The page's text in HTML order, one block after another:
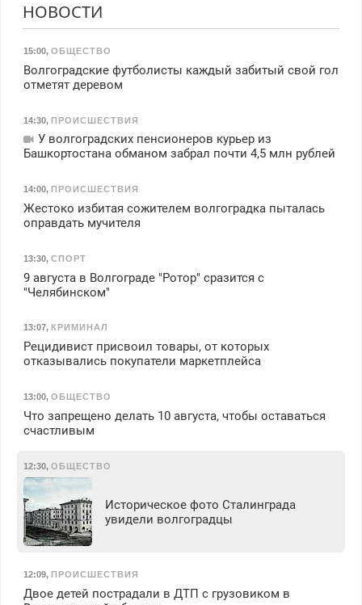
НОВОСТИ
15:00, ОБЩЕСТВО
Волгоградские футболисты каждый забитый свой гол
отметят деревом
14:30, ПРОИСШЕСТВИЯ
У волгоградских пенсионеров курьер из
Башкортостана обманом забрал почти 4,5 млн рублей
14:00, ПРОИСШЕСТВИЯ
Жестоко избитая сожителем волгоградка пыталась
оправдать мучителя
13:30, СПОРТ
9 августа в Волгограде "Ротор" сразится с
"Челябинском"
13:07, КРИМИНАЛ
Рецидивист присвоил товары, от которых
отказывались покупатели маркетплейса
13:00, ОБЩЕСТВО
Что запрещено делать 10 августа, чтобы оставаться
счастливым
12:30, ОБЩЕСТВО
Историческое фото Сталинграда
увидели волгоградцы
12:09, ПРОИСШЕСТВИЯ
Двое детей пострадали в ДТП с грузовиком в